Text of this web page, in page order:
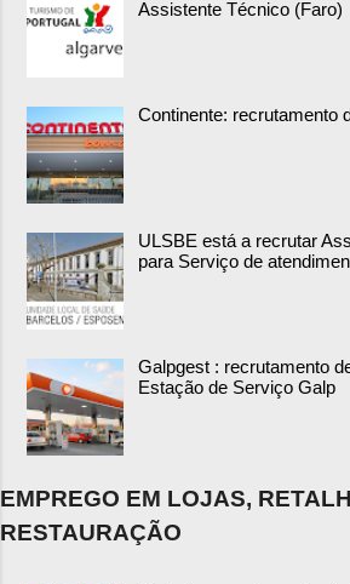
Assistente Técnico (Faro)
Continente: recrutamento
ULSBE está a recrutar
para Serviço de
Galpgest : recrutamento
Estação de Serviço Galp
EMPREGO EM LOJAS,
RESTAURAÇÃO